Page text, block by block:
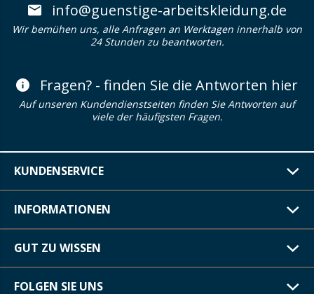
info@guenstige-arbeitskleidung.de
Wir bemühen uns, alle Anfragen an Werktagen innerhalb von
24 Stunden zu beantworten.
Fragen? - finden Sie die Antworten hier
Auf unseren Kundendienstseiten finden Sie Antworten auf
viele der häufigsten Fragen.
KUNDENSERVICE
INFORMATIONEN
GUT ZU WISSEN
FOLGEN SIE UNS